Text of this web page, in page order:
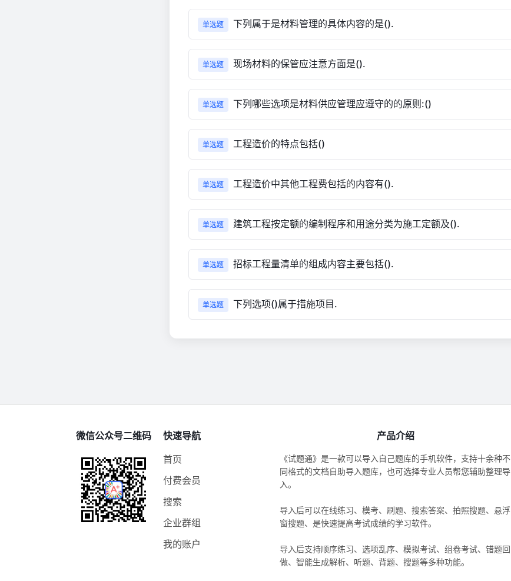
单选题 下列属于是材料管理的具体内容的是().
单选题 现场材料的保管应注意方面是().
单选题 下列哪些选项是材料供应管理应遵守的的原则:()
单选题 工程造价的特点包括()
单选题 工程造价中其他工程费包括的内容有().
单选题 建筑工程按定额的编制程序和用途分类为施工定额及().
单选题 招标工程量清单的组成内容主要包括().
单选题 下列选项()属于措施项目.
微信公众号二维码
快速导航
首页
付费会员
搜索
企业群组
我的账户
产品介绍
《试题通》是一款可以导入自己题库的手机软件，支持十余种不
同格式的文档自助导入题库，也可选择专业人员帮您辅助整理导
入。
导入后可以在线练习、模考、刷题、搜索答案、拍照搜题、悬浮
窗搜题、是快速提高考试成绩的学习软件。
导入后支持顺序练习、选项乱序、模拟考试、组卷考试、错题回
做、智能生成解析、听题、背题、搜题等多种功能。